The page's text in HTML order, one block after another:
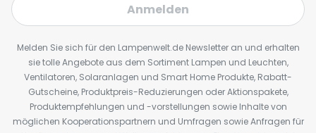
Anmelden
Melden Sie sich für den Lampenwelt.de Newsletter an und erhalten
sie tolle Angebote aus dem Sortiment Lampen und Leuchten,
Ventilatoren, Solaranlagen und Smart Home Produkte, Rabatt-
Gutscheine, Produktpreis-Reduzierungen oder Aktionspakete,
Produktempfehlungen und -vorstellungen sowie Inhalte von
möglichen Kooperationspartnern und Umfragen sowie Anfragen für